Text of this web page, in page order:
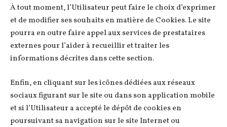
À tout moment, l’Utilisateur peut faire le choix d’exprimer
et de modifier ses souhaits en matière de Cookies. Le site
pourra en outre faire appel aux services de prestataires
externes pour l’aider à recueillir et traiter les
informations décrites dans cette section.
Enfin, en cliquant sur les icônes dédiées aux réseaux
sociaux figurant sur le site ou dans son application mobile
et si l’Utilisateur a accepté le dépôt de cookies en
poursuivant sa navigation sur le site Internet ou